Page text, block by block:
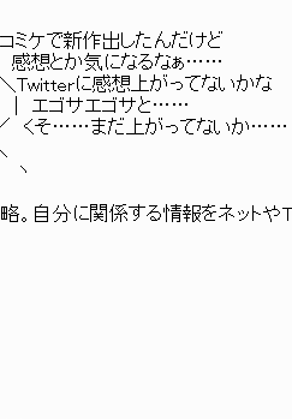
出したんだけど
か気になるなぁ……
に感想上がってないかな
ゴサエゴサと……
まだ上がってないか……
。自分に関係する情報をネット